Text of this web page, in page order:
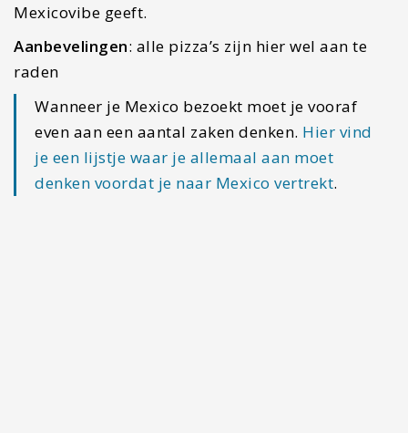
Mexicovibe geeft.
Aanbevelingen: alle pizza’s zijn hier wel aan te
raden
Wanneer je Mexico bezoekt moet je vooraf
even aan een aantal zaken denken. Hier vind
je een lijstje waar je allemaal aan moet
denken voordat je naar Mexico vertrekt.